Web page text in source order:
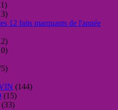
12 faits marquants de l'année
(144)
(15)
(33)